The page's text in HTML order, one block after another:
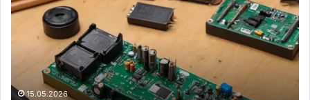
шуруповерта
литиевые
аккумуляторы
комплектующих
15.05.2026
с
и